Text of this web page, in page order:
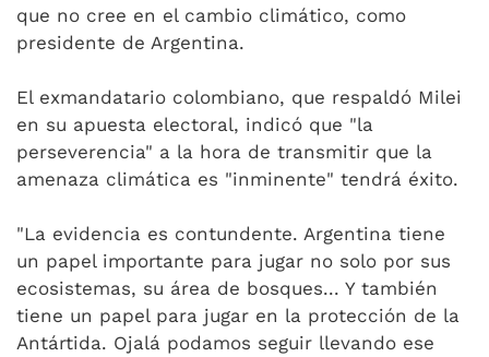
que no cree en el cambio climático, como
presidente de Argentina.
El exmandatario colombiano, que respaldó Milei
en su apuesta electoral, indicó que "la
perseverencia" a la hora de transmitir que la
amenaza climática es "inminente" tendrá éxito.
"La evidencia es contundente. Argentina tiene
un papel importante para jugar no solo por sus
ecosistemas, su área de bosques... Y también
tiene un papel para jugar en la protección de la
Antártida. Ojalá podamos seguir llevando ese